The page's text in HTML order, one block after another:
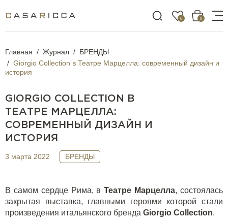
0 0
Главная Журнал
БРЕНДЫ
Giorgio Collection в Театре Марцелла: современный дизайн и
история
GIORGIO COLLECTION В
ТЕАТРЕ МАРЦЕЛЛА:
СОВРЕМЕННЫЙ ДИЗАЙН И
ИСТОРИЯ
3 марта 2022 БРЕНДЫ
В самом сердце Рима, вТеатре Марцелла, состоялась
закрытая выставка, главными героями которой стали
произведения итальянского бренда Giorgio Collection.